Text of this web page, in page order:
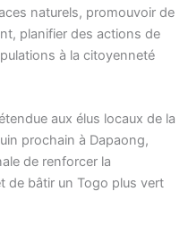
naturels, promouvoir de
planifier des actions de
à la citoyenneté
aux élus locaux de la
prochain à Dapaong,
de renforcer la
de bâtir un Togo plus vert